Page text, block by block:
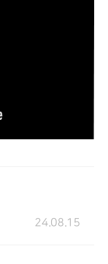
24.08.15